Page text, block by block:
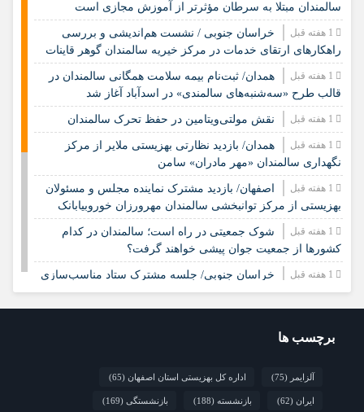
سالمندان مبتلا به سرطان مؤثرتر از آموزش مجازی است
خراسان جنوبی / نشست هم‌اندیشی و بررسی
راهکارهای ارتقای خدمات در مرکز خیریه سالمندان گوهر قاینات
همدان/ ثبت‌نام بیمه سلامت همگانی سالمندان در
قالب طرح «سه‌شنبه‌های سالمندی» در اسدآباد آغاز شد
نقش مولتی‌ویتامین در حفظ تحرک سالمندان
همدان/ بازدید نظارتی بهزیستی ملایر از مرکز
نگهداری سالمندان «مهر مادران» سامن
اصفهان/ بازدید مشترک نماینده مجلس و مسئولان
بهزیستی از مرکز توانبخشی سالمندان مهرورزان خوروبیابانک
شوک جمعیتی در راه است؛ سالمندان در کدام
کشورها از جمعیت جوان پیشی خواهند گرفت؟
خراسان جنوبی/ جلسه مشترک ستاد مناسب‌سازی
و شورای سالمندان شهرستان سرایان
مشارکت همه دستگاه‌هاست
محلی و مشارکت اجتماعی
چشم‌انداز راهبردی صندوق جمعیت ملل متحد در
برچسب ها
آلزایمر (75) اداره کل بهزیستی استان اصفهان (65)
ایران (62) بازنشسته (188) بازنشستگی (169)